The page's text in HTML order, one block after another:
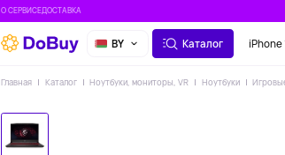
О СЕРВИСЕДОСТАВКА
BY Каталог iPhone
Главная Каталог Ноутбуки, мониторы, VR Ноутбуки